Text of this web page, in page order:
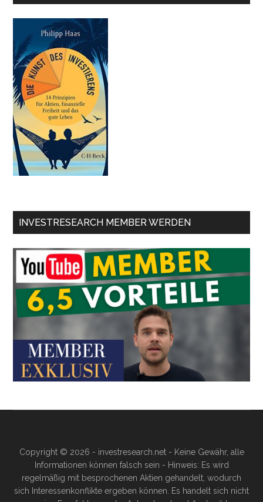
INVESTRESEARCH MEMBER WERDEN
Copyright © 2026 - investresearch.net - Keine Gewähr, alle
Informationen können falsch sein - Hinweis: Es wird
regelmäßig mit besprochenen Aktien gehandelt, wodurch
sich Interessenkonflikte ergeben können. Es handelt sich nicht